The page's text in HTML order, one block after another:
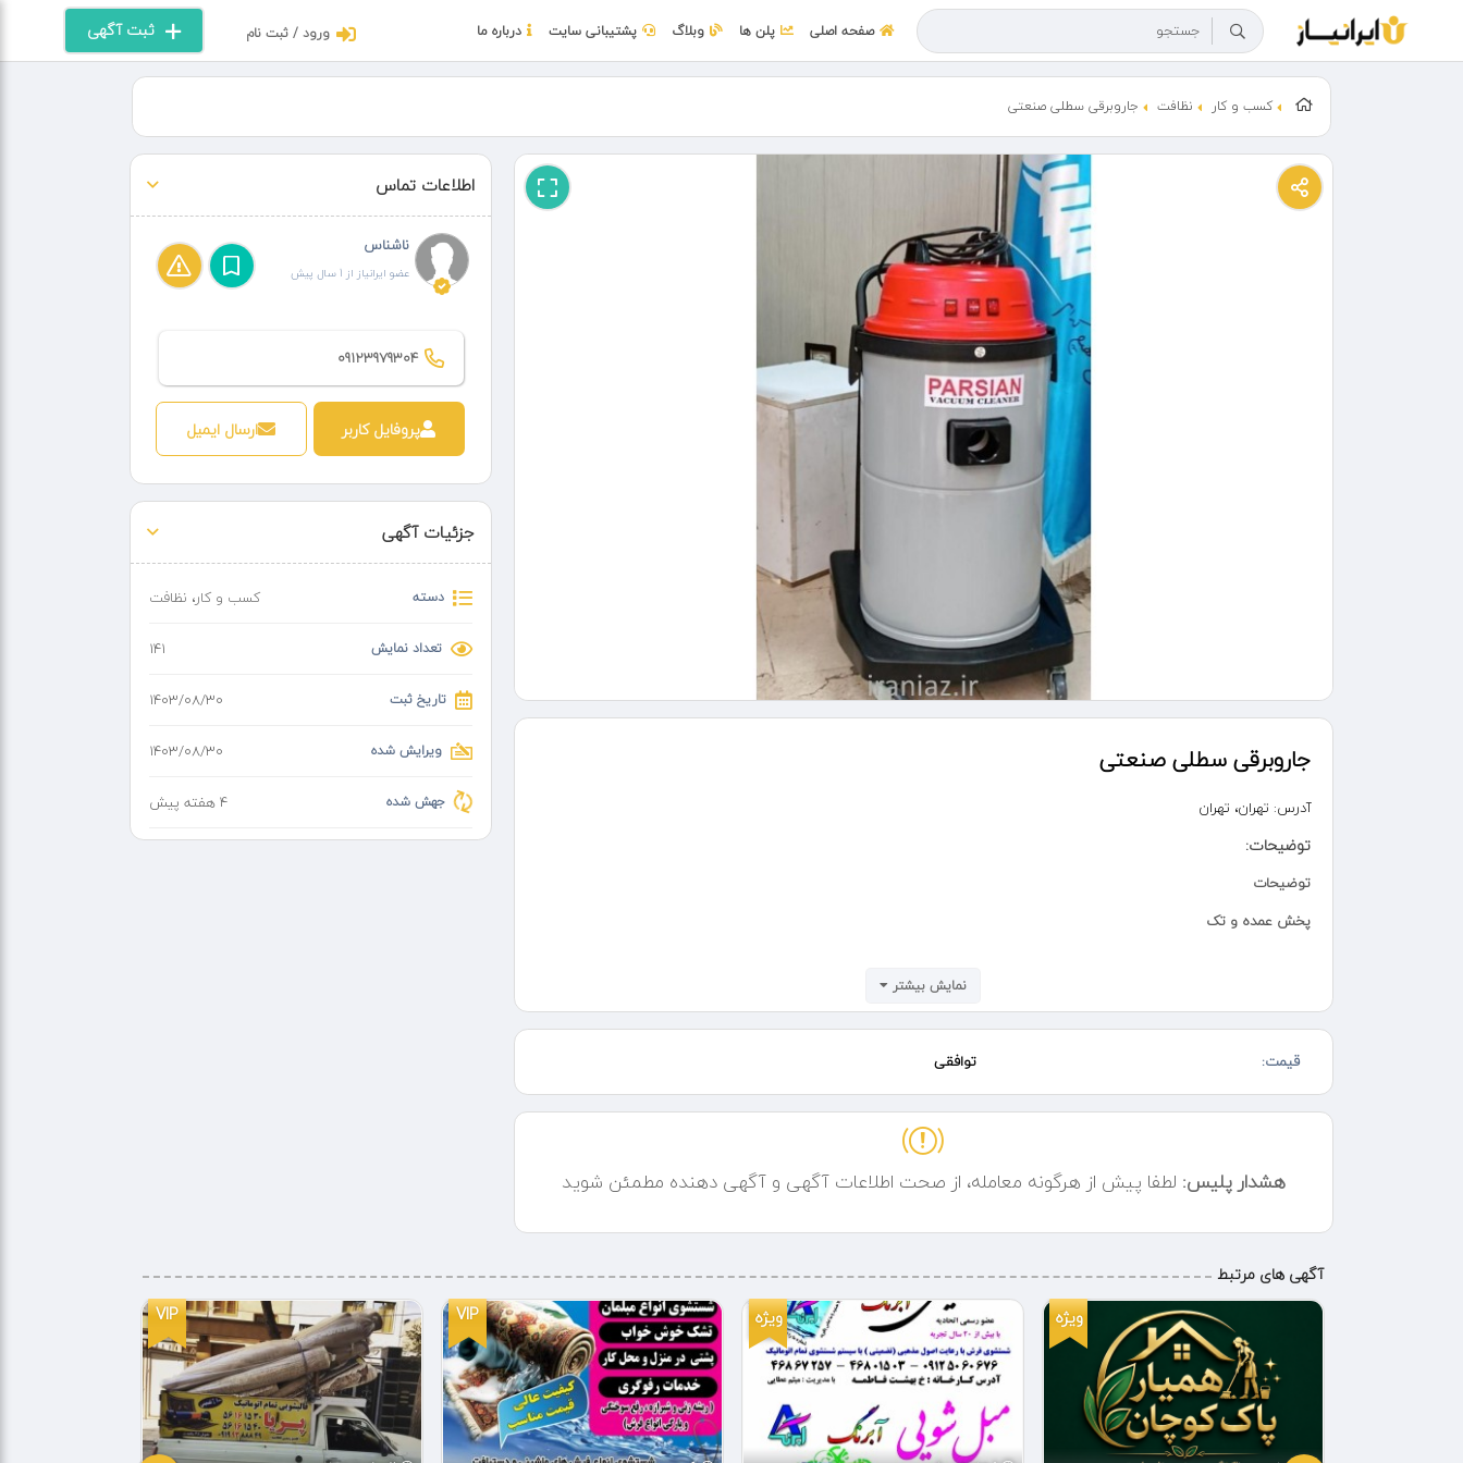
ثبت آگهی ورود / ثبت نام صفحه اصلی پلن ها وبلاگ پشتیبانی سایت درباره ما
کسب و کار نظافت جاروبرقی سطلی صنعتی
جاروبرقی سطلی صنعتی
آدرس: تهران، تهران
توضیحات:
توضیحات
پخش عمده و تک
هر موتور ۱۳۰۰ وات ۱۵ ماه گارانتی تعویض
مخزن ۸۰ لیتری لوازم جانبی کامل
مخصوص مساحت های بالا :
تالارها رستورانها ، مجتمع های مسکونی حسینیه ها
ارسال به سراسر ایران ارسال و تسویه درب منزل بعد از تست کالا
امکان خرید حضوری و غیر حضوری
نمایش بیشتر
قیمت: توافقی
هشدار پلیس: لطفا پیش از هرگونه معامله، از صحت اطلاعات آگهی و آگهی دهنده مطمئن شوید
اطلاعات تماس
ناشناس
عضو ایرانیاز از 1 سال پیش
09123979304
پروفایل کاربر ارسال ایمیل
جزئیات آگهی
دسته کسب و کار، نظافت
تعداد نمایش 141
تاریخ ثبت ۱۴۰۳/۰۸/۳۰
ویرایش شده ۱۴۰۳/۰۸/۳۰
جهش شده 4 هفته پیش
آگهی های مرتبط
VIP VIP ویژه ویژه